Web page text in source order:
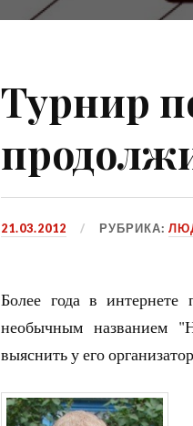
Турнир
21.03.2012 РУБРИКА:
Более года в
необычным названием
выяснить у его